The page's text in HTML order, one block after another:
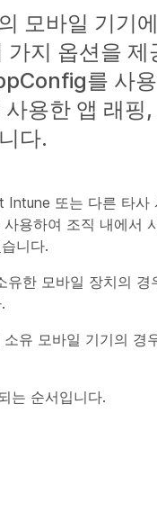
모바일 기기
지 옵션을
를 사
용한 앱 래핑
다.
또는 다른 타사
용하여 조직 내에서
니다.
한 모바일 장치의 경
유 모바일 기기의 경
는 순서입니다.